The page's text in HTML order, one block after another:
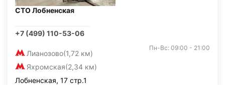
СТО Лобненская
+7 (499) 110-53-06
Лианозово(1,72 км)
Яхромская(2,34 км)
Пн-Вс: 09:00 - 21:00
Лобненская, 17 стр.1